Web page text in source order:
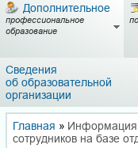
Дополнительное
профессиональное
образование
Сведения
об образовательной
организации
Главная » Информация
сотрудников на базе